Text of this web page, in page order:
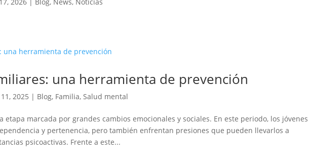
una herramienta de prevención
2025 | Blog, Familia,Salud mental
etapa marcada por grandes cambios emocionales y sociales. En este periodo, los jóvenes
y pertenencia, pero también enfrentan presiones que pueden llevarlos a
psicoactivas. Frente a este...